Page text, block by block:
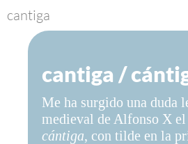
NOTICIAS
SOBRE LA
FundéuRAE es una
y la Real Academia
el buen uso del español en
Internet.
cantiga
cantiga /
Me ha surgido una duda
medieval de Alfonso X
cántiga, con tilde en la